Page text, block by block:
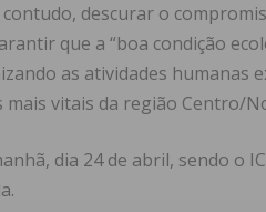
descurar o
que a “boa condição
as atividades humanas
mais vitais da região Centro/
dia 24 de abril, sendo o